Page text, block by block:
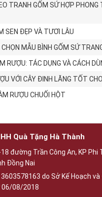
TRANH GỐM SỨ HỢP PHONG
SEN ĐẸP VÀ TƯƠI LÂU
MẪU BÌNH GỐM SỨ
RƯỢU: TÁC DỤNG VÀ CÁCH
VỚI CÂY ĐINH LĂNG TỐT
RƯỢU CHUỐI HỘT
Quà Tặng Hà Thành
đường Trần Công An, KP
Đồng Nai
3603578163 do Sở Kế Hoạch
06/08/2018